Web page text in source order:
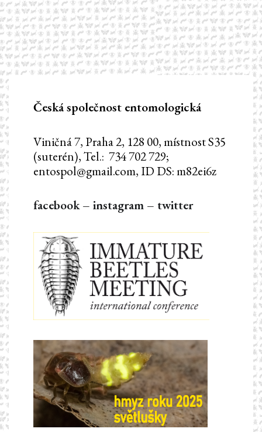
Česká společnost entomologická
Viničná 7, Praha 2, 128 00, místnost S35
(suterén), Tel.: 734 702 729;
entospol@gmail.com, ID DS: m82ei6z
facebook– instagram – twitter